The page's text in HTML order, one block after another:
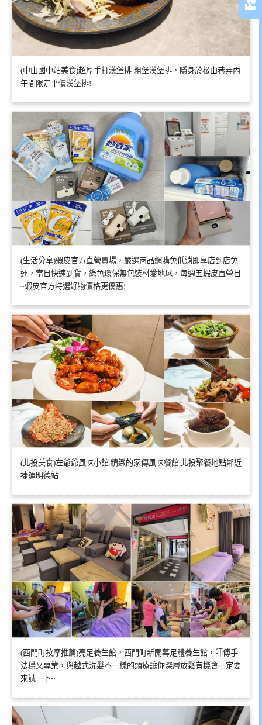
(中山國中站美食)超厚手打漢堡排-粗堡漢堡排，隱身於松山巷弄內
午間限定平價漢堡排!
(生活分享)蝦皮官方直營賣場，嚴選商品網購免低消即享店到店免
運，當日快速到貨，綠色環保無包裝材愛地球，每週五蝦皮直營日
~蝦皮官方特選好物價格更優惠!
(北投美食)左爺爺風味小館 精緻的家傳風味餐館,北投聚餐地點鄰近
捷運明德站
(西門町按摩推薦)亮足養生館，西門町新開幕足體養生館，師傅手
法穩又專業，與越式洗髮不一樣的頭療讓你深層放鬆有機會一定要
來試一下~